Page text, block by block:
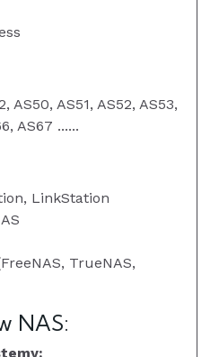
AS50, AS51, AS52, AS53,
AS67 ......
LinkStation
TrueNAS,
NAS: